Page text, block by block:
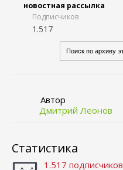
новостная рассылка
Подписчиков
1.517
Автор
Дмитрий Леонов
Статистика
1.517 подписчиков